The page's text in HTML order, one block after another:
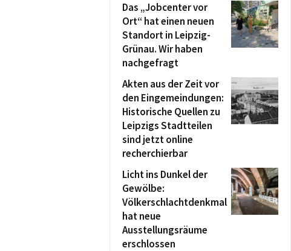
Das „Jobcenter vor
Ort“ hat einen neuen
Standort in Leipzig-
Grünau. Wir haben
nachgefragt
Akten aus der Zeit vor
den Eingemeindungen:
Historische Quellen zu
Leipzigs Stadtteilen
sind jetzt online
recherchierbar
Licht ins Dunkel der
Gewölbe:
Völkerschlachtdenkmal
hat neue
Ausstellungsräume
erschlossen